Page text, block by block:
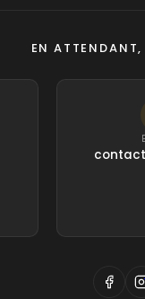
EN ATTENDANT,